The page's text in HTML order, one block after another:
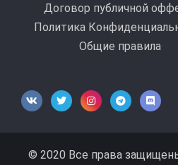
Договор публичной
Политика
Общие правила
© 2020 Все права